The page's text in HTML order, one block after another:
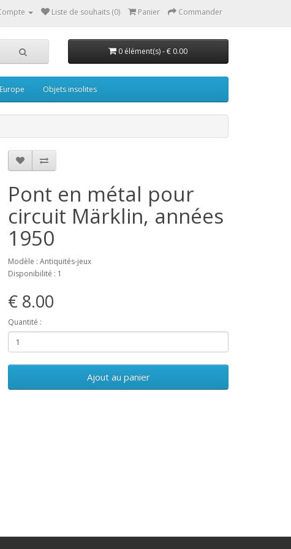
Liste de souhaits (0) Panier Commander
0 élément(s) - € 0.00
Objets insolites
Pont en métal pour
circuit Märklin, années
1950
Modèle : Antiquités-jeux
Disponibilité : 1
€ 8.00
Quantité :
Ajout au panier